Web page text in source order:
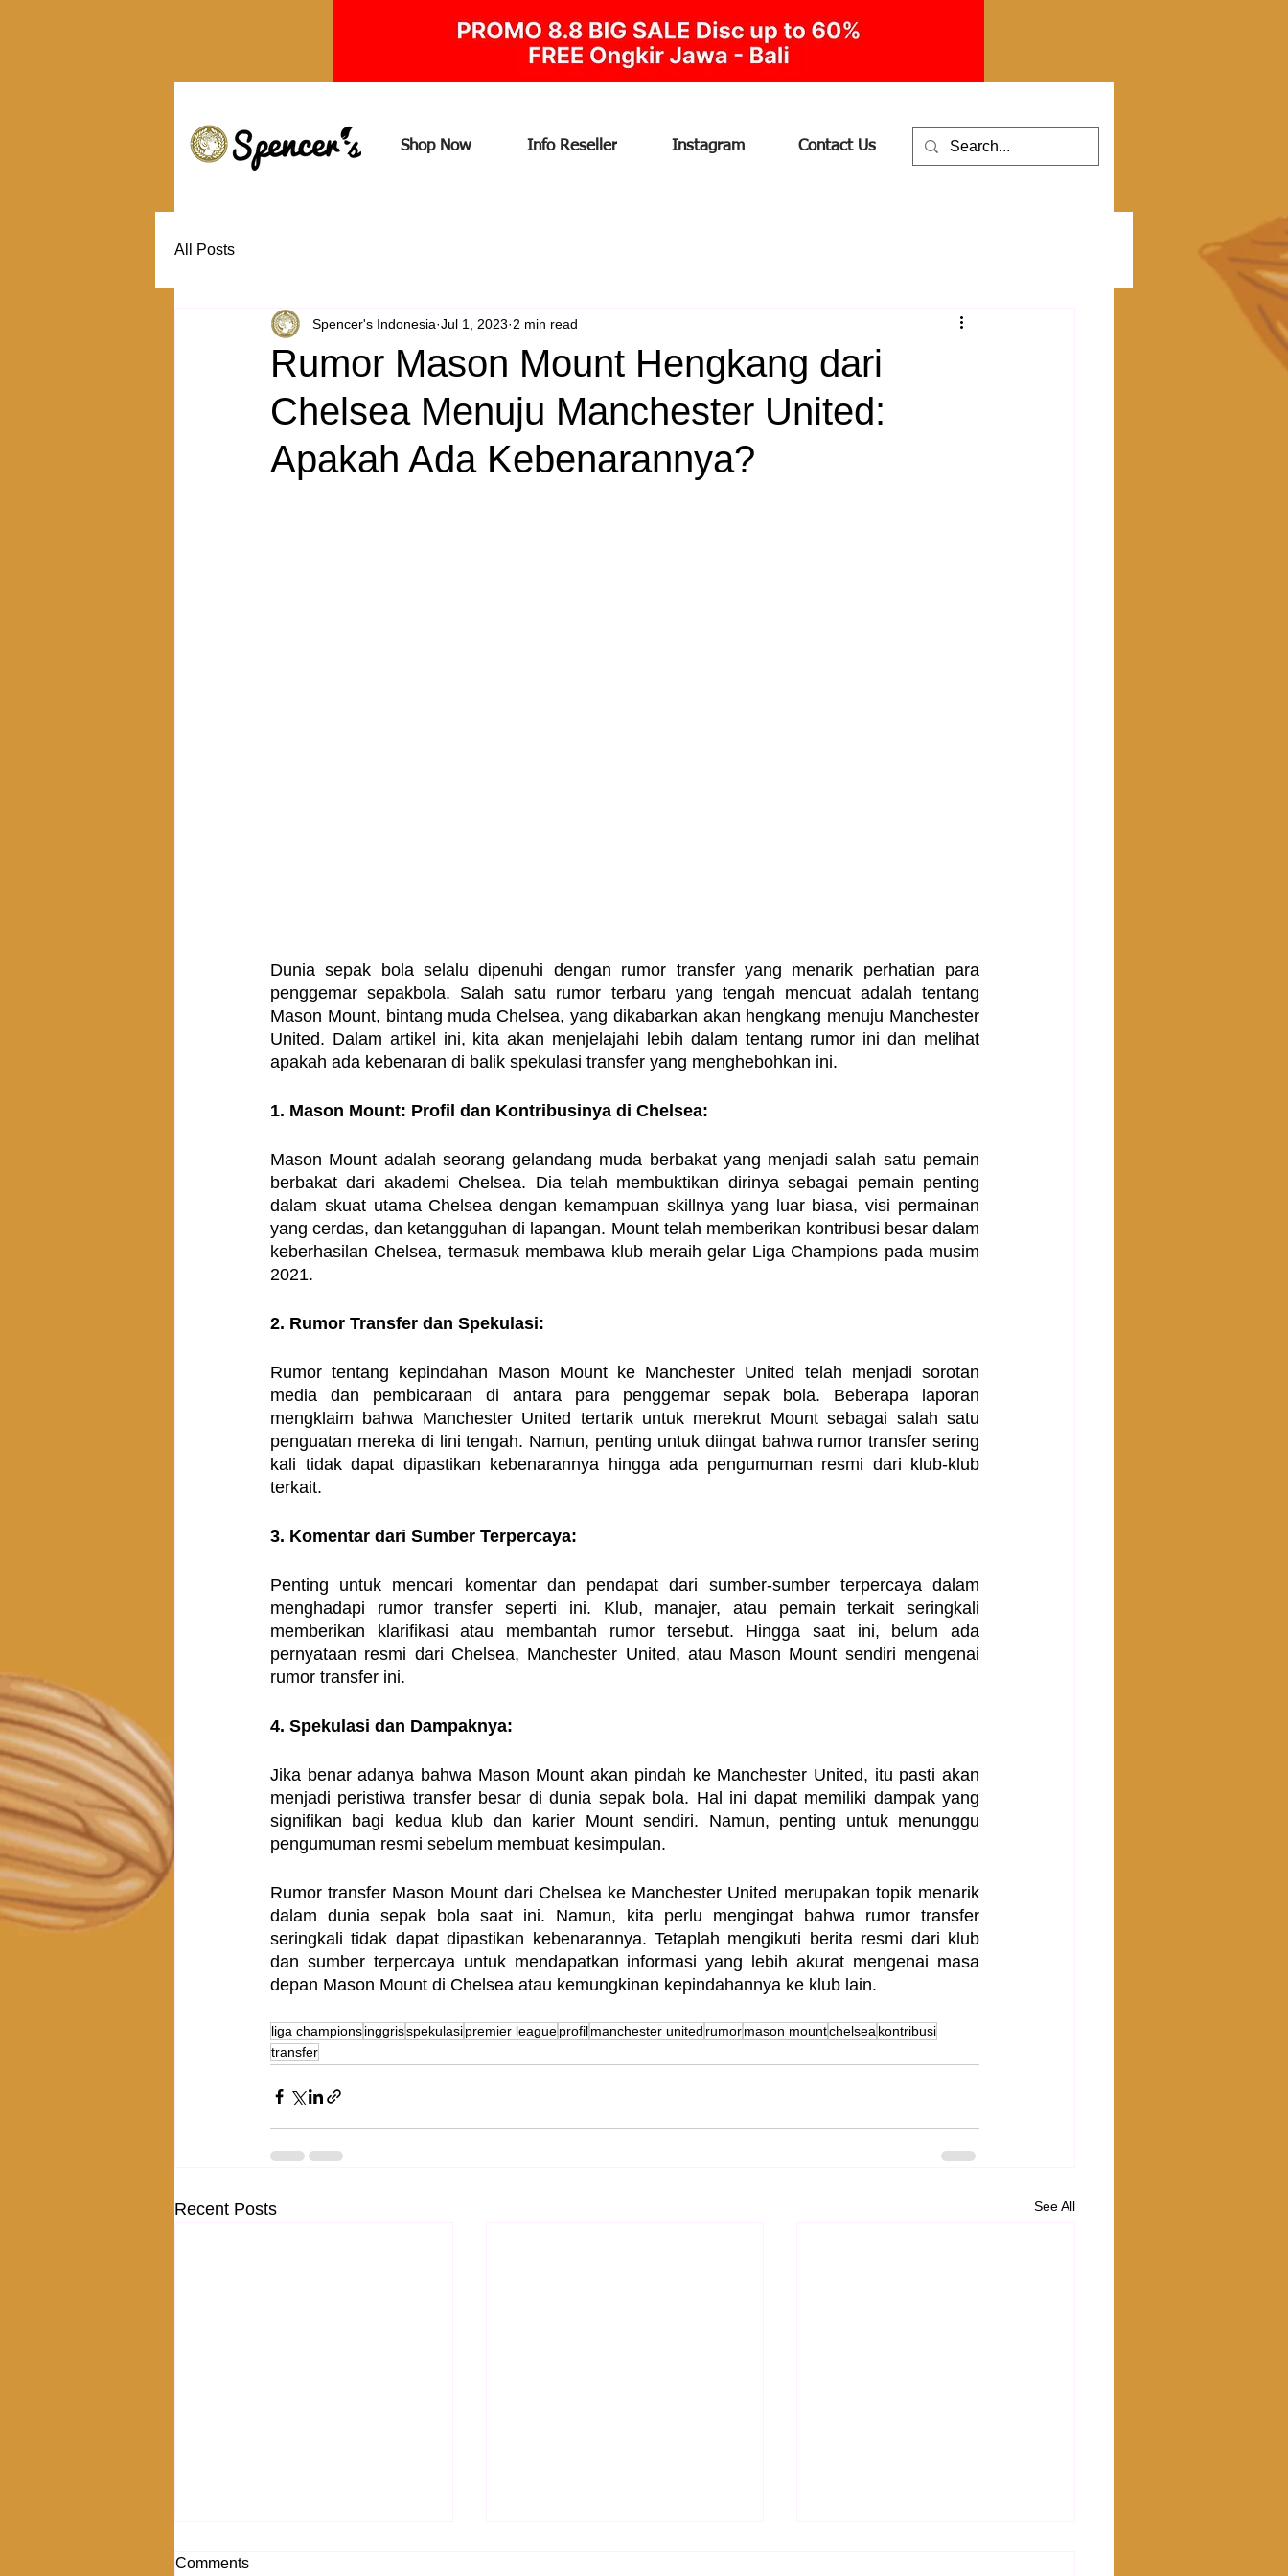
Shop Now Info Reseller Instagram Contact Us
All Posts
Rumor Mason Mount Hengkang dari
Chelsea Menuju Manchester United:
Apakah Ada Kebenarannya?
Spencer's Indonesia Jul 1, 2023 2 min read
Dunia sepak bola selalu dipenuhi dengan rumor transfer yang menarik perhatian para
penggemar sepakbola. Salah satu rumor terbaru yang tengah mencuat adalah tentang
Mason Mount, bintang muda Chelsea, yang dikabarkan akan hengkang menuju Manchester
United. Dalam artikel ini, kita akan menjelajahi lebih dalam tentang rumor ini dan melihat
apakah ada kebenaran di balik spekulasi transfer yang menghebohkan ini.
1. Mason Mount: Profil dan Kontribusinya di Chelsea:
Mason Mount adalah seorang gelandang muda berbakat yang menjadi salah satu pemain
berbakat dari akademi Chelsea. Dia telah membuktikan dirinya sebagai pemain penting
dalam skuat utama Chelsea dengan kemampuan skillnya yang luar biasa, visi permainan
yang cerdas, dan ketangguhan di lapangan. Mount telah memberikan kontribusi besar dalam
keberhasilan Chelsea, termasuk membawa klub meraih gelar Liga Champions pada musim
2021.
2. Rumor Transfer dan Spekulasi:
Rumor tentang kepindahan Mason Mount ke Manchester United telah menjadi sorotan
media dan pembicaraan di antara para penggemar sepak bola. Beberapa laporan
mengklaim bahwa Manchester United tertarik untuk merekrut Mount sebagai salah satu
penguatan mereka di lini tengah. Namun, penting untuk diingat bahwa rumor transfer sering
kali tidak dapat dipastikan kebenarannya hingga ada pengumuman resmi dari klub-klub
terkait.
3. Komentar dari Sumber Terpercaya:
Penting untuk mencari komentar dan pendapat dari sumber-sumber terpercaya dalam
menghadapi rumor transfer seperti ini. Klub, manajer, atau pemain terkait seringkali
memberikan klarifikasi atau membantah rumor tersebut. Hingga saat ini, belum ada
pernyataan resmi dari Chelsea, Manchester United, atau Mason Mount sendiri mengenai
rumor transfer ini.
4. Spekulasi dan Dampaknya:
Jika benar adanya bahwa Mason Mount akan pindah ke Manchester United, itu pasti akan
menjadi peristiwa transfer besar di dunia sepak bola. Hal ini dapat memiliki dampak yang
signifikan bagi kedua klub dan karier Mount sendiri. Namun, penting untuk menunggu
pengumuman resmi sebelum membuat kesimpulan.
Rumor transfer Mason Mount dari Chelsea ke Manchester United merupakan topik menarik
dalam dunia sepak bola saat ini. Namun, kita perlu mengingat bahwa rumor transfer
seringkali tidak dapat dipastikan kebenarannya. Tetaplah mengikuti berita resmi dari klub
dan sumber terpercaya untuk mendapatkan informasi yang lebih akurat mengenai masa
depan Mason Mount di Chelsea atau kemungkinan kepindahannya ke klub lain.
liga championsinggrisspekulasipremier leagueprofilmanchester united rumormason mountchelsea kontribusi
transfer
Recent Posts See All
Comments